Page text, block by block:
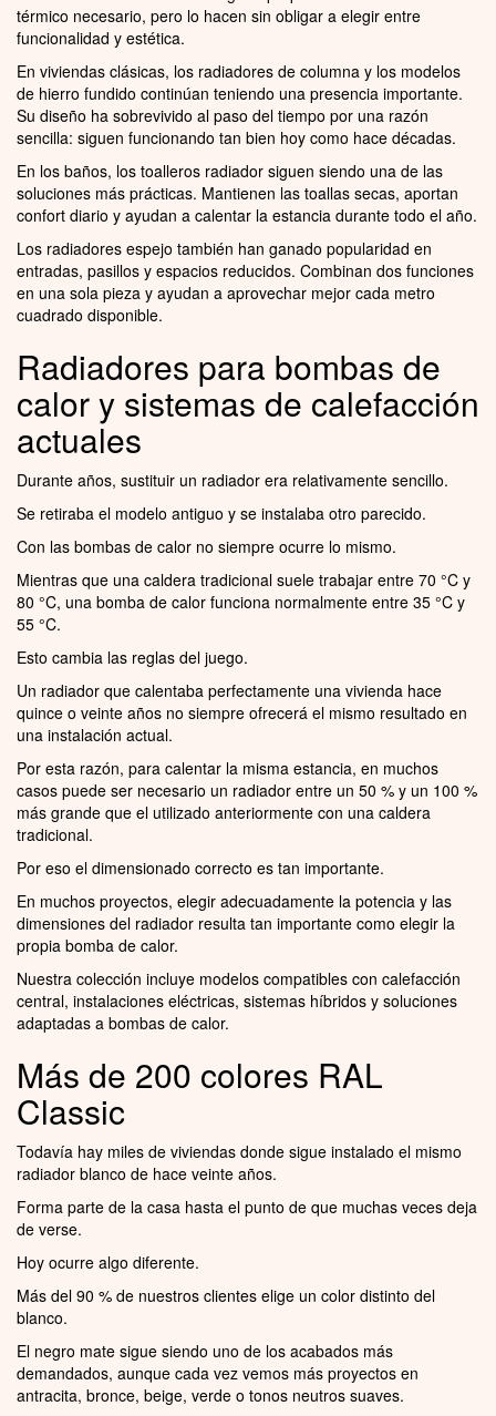
térmico necesario, pero lo hacen sin obligar a elegir entre
funcionalidad y estética.
En viviendas clásicas, los radiadores de columna y los modelos
de hierro fundido continúan teniendo una presencia importante.
Su diseño ha sobrevivido al paso del tiempo por una razón
sencilla: siguen funcionando tan bien hoy como hace décadas.
En los baños, los toalleros radiador siguen siendo una de las
soluciones más prácticas. Mantienen las toallas secas, aportan
confort diario y ayudan a calentar la estancia durante todo el año.
Los radiadores espejo también han ganado popularidad en
entradas, pasillos y espacios reducidos. Combinan dos funciones
en una sola pieza y ayudan a aprovechar mejor cada metro
cuadrado disponible.
Radiadores para bombas de
calor y sistemas de calefacción
actuales
Durante años, sustituir un radiador era relativamente sencillo.
Se retiraba el modelo antiguo y se instalaba otro parecido.
Con las bombas de calor no siempre ocurre lo mismo.
Mientras que una caldera tradicional suele trabajar entre 70 °C y
80 °C, una bomba de calor funciona normalmente entre 35 °C y
55 °C.
Esto cambia las reglas del juego.
Un radiador que calentaba perfectamente una vivienda hace
quince o veinte años no siempre ofrecerá el mismo resultado en
una instalación actual.
Por esta razón, para calentar la misma estancia, en muchos
casos puede ser necesario un radiador entre un 50 % y un 100 %
más grande que el utilizado anteriormente con una caldera
tradicional.
Por eso el dimensionado correcto es tan importante.
En muchos proyectos, elegir adecuadamente la potencia y las
dimensiones del radiador resulta tan importante como elegir la
propia bomba de calor.
Nuestra colección incluye modelos compatibles con calefacción
central, instalaciones eléctricas, sistemas híbridos y soluciones
adaptadas a bombas de calor.
Más de 200 colores RAL
Classic
Todavía hay miles de viviendas donde sigue instalado el mismo
radiador blanco de hace veinte años.
Forma parte de la casa hasta el punto de que muchas veces deja
de verse.
Hoy ocurre algo diferente.
Más del 90 % de nuestros clientes elige un color distinto del
blanco.
El negro mate sigue siendo uno de los acabados más
demandados, aunque cada vez vemos más proyectos en
antracita, bronce, beige, verde o tonos neutros suaves.